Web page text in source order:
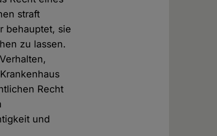
straft
behauptet, sie
zu lassen.
Recht
und